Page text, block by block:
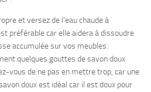
et versez de l’eau chaude à
préférable car elle aidera à dissoudre
accumulée sur vos meubles.
quelques gouttes de savon doux
vous de ne pas en mettre trop, car une
doux est idéal car il est doux pour